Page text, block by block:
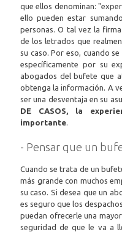
que ellos denominan:
ello pueden estar
personas. O tal vez la
de los letrados que
su caso. Por eso, cuando
específicamente por su
abogados del bufete que
obtenga la información. A
ser una desventaja en su
DE CASOS, la
importante
- Pensar que un
Cuando se trata de un
más grande con muchos
su caso. Si desea que un
es seguro que los
puedan ofrecerle una
seguridad de que le va a